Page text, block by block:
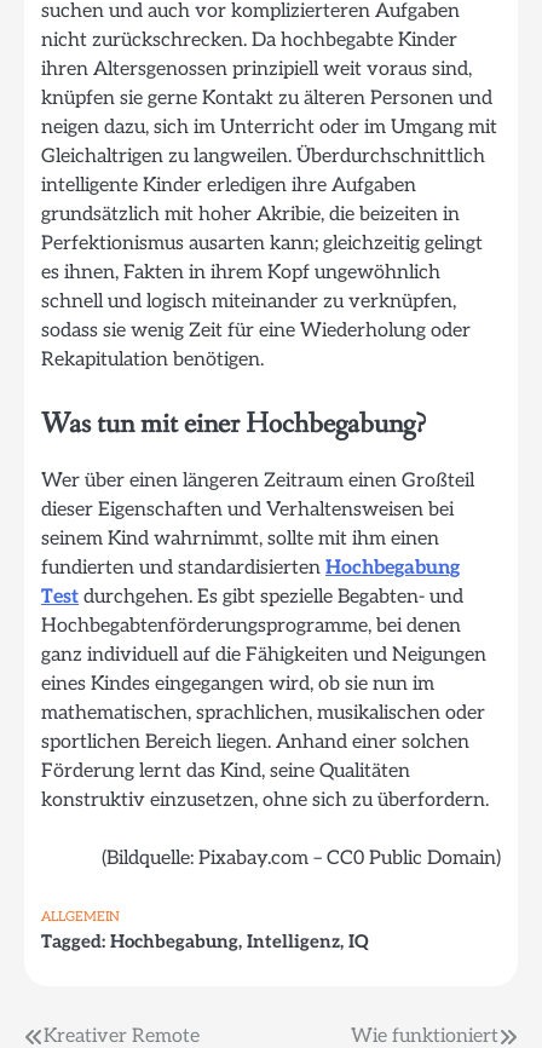
suchen und auch vor komplizierteren Aufgaben
nicht zurückschrecken. Da hochbegabte Kinder
ihren Altersgenossen prinzipiell weit voraus sind,
knüpfen sie gerne Kontakt zu älteren Personen und
neigen dazu, sich im Unterricht oder im Umgang mit
Gleichaltrigen zu langweilen. Überdurchschnittlich
intelligente Kinder erledigen ihre Aufgaben
grundsätzlich mit hoher Akribie, die beizeiten in
Perfektionismus ausarten kann; gleichzeitig gelingt
es ihnen, Fakten in ihrem Kopf ungewöhnlich
schnell und logisch miteinander zu verknüpfen,
sodass sie wenig Zeit für eine Wiederholung oder
Rekapitulation benötigen.
Was tun mit einer Hochbegabung?
Wer über einen längeren Zeitraum einen Großteil
dieser Eigenschaften und Verhaltensweisen bei
seinem Kind wahrnimmt, sollte mit ihm einen
fundierten und standardisierten Hochbegabung
Test durchgehen. Es gibt spezielle Begabten- und
Hochbegabtenförderungsprogramme, bei denen
ganz individuell auf die Fähigkeiten und Neigungen
eines Kindes eingegangen wird, ob sie nun im
mathematischen, sprachlichen, musikalischen oder
sportlichen Bereich liegen. Anhand einer solchen
Förderung lernt das Kind, seine Qualitäten
konstruktiv einzusetzen, ohne sich zu überfordern.
(Bildquelle: Pixabay.com – CC0 Public Domain)
ALLGEMEIN
Tagged: Hochbegabung, Intelligenz, IQ
Kreativer Remote Wie funktioniert